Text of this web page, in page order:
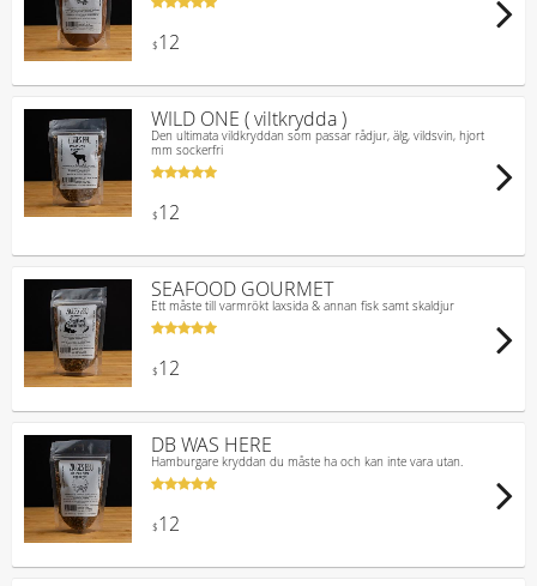
$ 12
WILD ONE ( viltkrydda )
Den ultimata vildkryddan som passar rådjur, älg, vildsvin, hjort
mm sockerfri
$ 12
SEAFOOD GOURMET
Ett måste till varmrökt laxsida & annan fisk samt skaldjur
$ 12
DB WAS HERE
Hamburgare kryddan du måste ha och kan inte vara utan.
$ 12